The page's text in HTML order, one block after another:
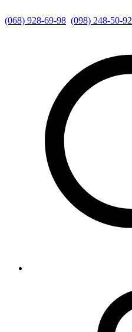
(068) 928-69-98 (098) 248-50-92